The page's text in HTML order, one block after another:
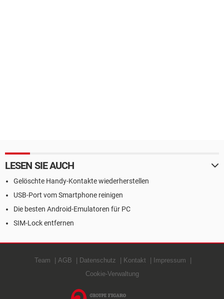
LESEN SIE AUCH
Gelöschte Handy-Kontakte wiederherstellen
USB-Port vom Smartphone reinigen
Die besten Android-Emulatoren für PC
SIM-Lock entfernen
Team AGB Datenschutz Kontakt
Impressum
Cookie-Verwaltung